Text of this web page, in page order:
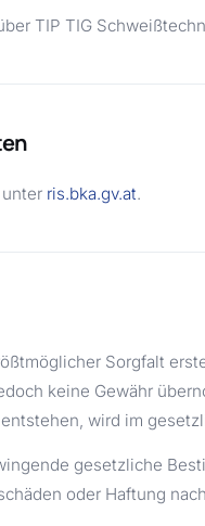
TIP TIG
ris.bka.gv.at.
Sorgfalt
keine Gewähr
wird im
gesetzliche
oder Haftung